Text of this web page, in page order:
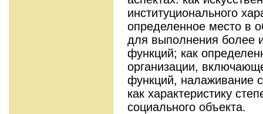
институционального
определенное место в
для выполнения более
функций; как
организации,
функций, налаживание
как характеристику
социального объекта.